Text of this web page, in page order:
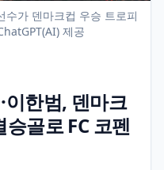
가 덴마크컵 우승 트로피
제공
이한범, 덴마크
골로 FC 코펜